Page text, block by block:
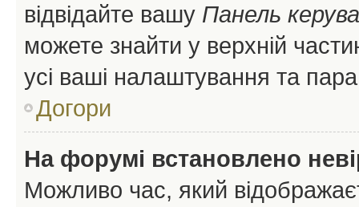
відвідайте вашу Панель
можете знайти у верхній
усі ваші налаштування та
Догори
На форумі встановлено
Можливо час, який